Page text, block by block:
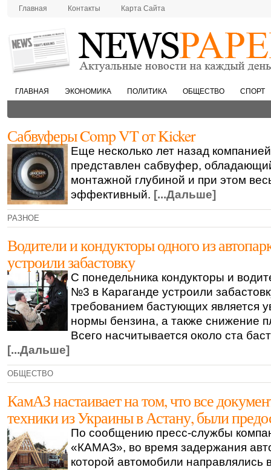
Главная Контакты Карта Сайта
ГЛАВНАЯ ЭКОНОМИКА ПОЛИТИКА ОБЩЕСТВО СПОРТ
Сабвуферы Comp VT от Kicker
Еще несколько лет назад
представлен сабвуфер,
монтажной глубиной и при этом
эффективный. [...Дальше]
РАЗНОЕ
Водители и кондукторы одного из
устроили забастовку
С понедельника кондукторы и
№3 в Караганде устроили
требованием бастующих является
нормы бензина, а также снижение
Всего насчитывается около ста
[...Дальше]
ОБЩЕСТВО
КамАЗ настаивает на том, что все
техники из Украины в Астану, были
По сообщению пресс-службы
«КАМАЗ», во время задержания
которой автомобили направлялись